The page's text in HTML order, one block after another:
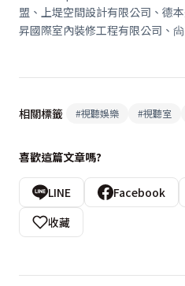
盟、上堤空間設計有限公司、德
昇國際室內裝修工程有限公司、
相關標籤 #視聽娛樂 #視聽室
喜歡這篇文章嗎?
LINE Facebook
收藏